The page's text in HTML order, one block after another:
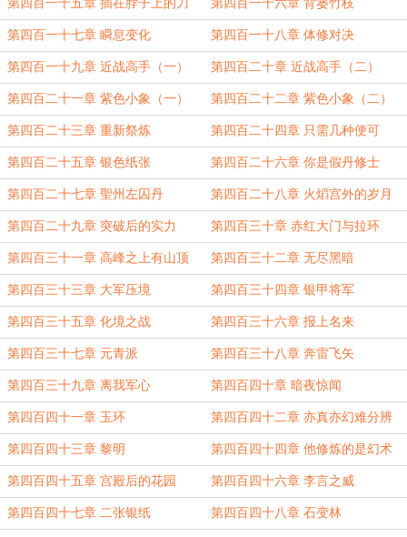
第四百一十五章 插在脖子上的刀 第四百一十六章 背篓竹枝
第四百一十七章 瞬息变化 第四百一十八章 体修对决
第四百一十九章 近战高手（一） 第四百二十章 近战高手（二）
第四百二十一章 紫色小象（一） 第四百二十二章 紫色小象（二）
第四百二十三章 重新祭炼 第四百二十四章 只需几种便可
第四百二十五章 银色纸张 第四百二十六章 你是假丹修士
第四百二十七章 聖州左囚丹 第四百二十八章 火熖宫外的岁月
第四百二十九章 突破后的实力 第四百三十章 赤红大门与拉环
第四百三十一章 高峰之上有山顶 第四百三十二章 无尽黑暗
第四百三十三章 大军压境 第四百三十四章 银甲将军
第四百三十五章 化境之战 第四百三十六章 报上名来
第四百三十七章 元青派 第四百三十八章 奔雷飞矢
第四百三十九章 离我军心 第四百四十章 暗夜惊闻
第四百四十一章 玉环 第四百四十二章 亦真亦幻难分辨
第四百四十三章 黎明 第四百四十四章 他修炼的是幻术
第四百四十五章 宫殿后的花园 第四百四十六章 李言之威
第四百四十七章 二张银纸 第四百四十八章 石变林